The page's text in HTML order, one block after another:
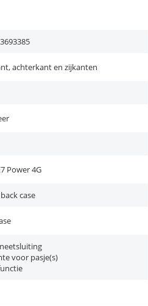
achterkant en zijkanten
Power 4G
case
voor pasje(s)